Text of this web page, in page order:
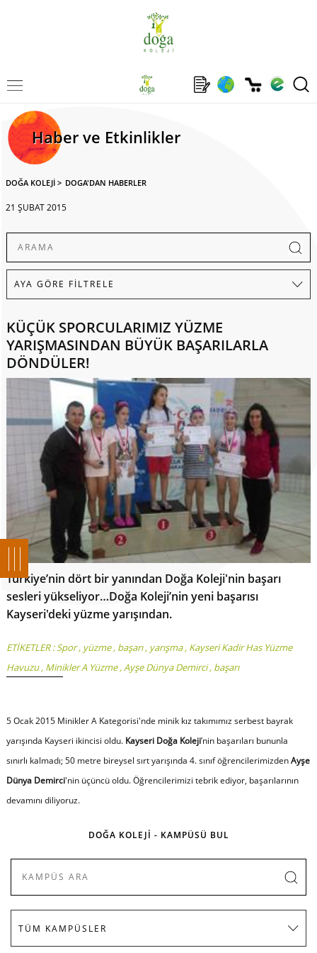
Haber ve Etkinlikler
DOĞA KOLEJİ > DOGA'DAN HABERLER
21 ŞUBAT 2015
KÜÇÜK SPORCULARIMIZ YÜZME
YARIŞMASINDAN BÜYÜK BAŞARILARLA
DÖNDÜLER!
Türkiye’nin dört bir yanından Doğa Koleji'nin başarı
sesleri yükseliyor…Doğa Koleji’nin yeni başarısı
Kayseri'deki yüzme yarışından.
ETİKETLER :Spor, yüzme, başarı, yarışma, Kayseri Kadir Has Yüzme
Havuzu, Minikler A Yüzme,Ayşe Dünya Demirci, başarı
5 Ocak 2015 Minikler A Kategorisi'nde minik kız takımımız serbest bayrak
yarışında Kayseri ikincisi oldu. Kayseri Doğa Koleji’nin başarıları bununla
sınırlı kalmadı; 50 metre bireysel sırt yarışında 4. sınıf öğrencilerimizdenAyşe
Dünya Demirci'nin üçüncü oldu. Öğrencilerimizi tebrik ediyor, başarılarının
devamını diliyoruz.
DOĞA KOLEJİ - KAMPÜSÜ BUL